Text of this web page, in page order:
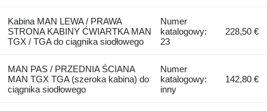
Kabina MAN LEWA / PRAWA
STRONA KABINY ĆWIARTKA MAN
TGX / TGA do ciągnika siodłowego
Numer
katalogowy:
23
228,50 €
MAN PAS / PRZEDNIA ŚCIANA
MAN TGX TGA (szeroka kabina) do
ciągnika siodłowego
Numer
katalogowy:
inny
142,80 €